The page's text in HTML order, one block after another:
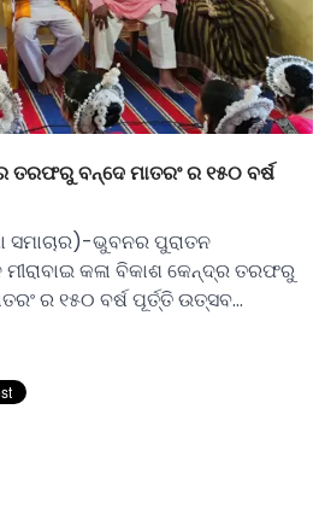
ତରଫରୁ ବନ୍ଦେ ମାତରଂ ର ୧୫୦ ବର୍ଷ
ଭୁବନର ପୁରାତନ
କଳା ବିକାଶ କେନ୍ଦ୍ର ତରଫରୁ
ର ୧୫୦ ବର୍ଷ ପୂର୍ତ୍ତି ଉତ୍ସବ…